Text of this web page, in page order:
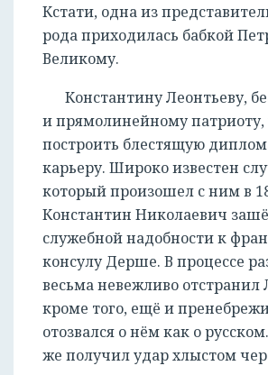
Кстати, одна из
рода приходилась бабкой
Великому.
Константину Леонтьеву,
и прямолинейному патриоту,
построить блестящую
карьеру. Широко известен
который произошел с ним в
Константин Николаевич
служебной надобности к
консулу Дерше. В процессе
весьма невежливо отстранил
кроме того, ещё и
отозвался о нём как о
же получил удар хлыстом